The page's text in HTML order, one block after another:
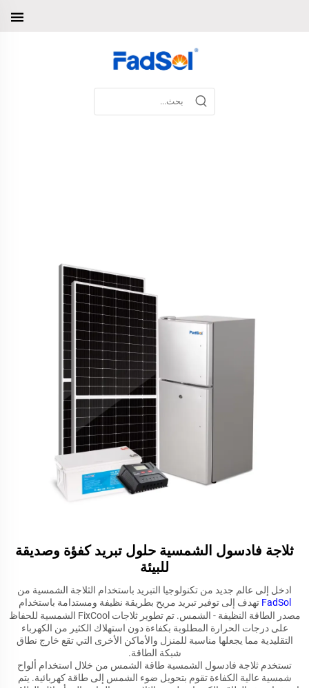
ثلاجة فادسول الشمسية حلول تبريد كفؤة وصديقة
للبيئة
ادخل إلى عالم جديد من تكنولوجيا التبريد باستخدام الثلاجة الشمسية من
FadSolتهدف إلى توفير تبريد مريح بطريقة نظيفة ومستدامة باستخدام
مصدر الطاقة النظيفة - الشمس. تم تطوير ثلاجات FixCool الشمسية للحفاظ
على درجات الحرارة المطلوبة بكفاءة دون استهلاك الكثير من الكهرباء
التقليدية مما يجعلها مناسبة للمنزل والأماكن الأخرى التي تقع خارج نطاق
شبكة الطاقة.
تستخدم ثلاجة فادسول الشمسية طاقة الشمس من خلال استخدام ألواح
شمسية عالية الكفاءة تقوم بتحويل ضوء الشمس إلى طاقة كهربائية. يتم